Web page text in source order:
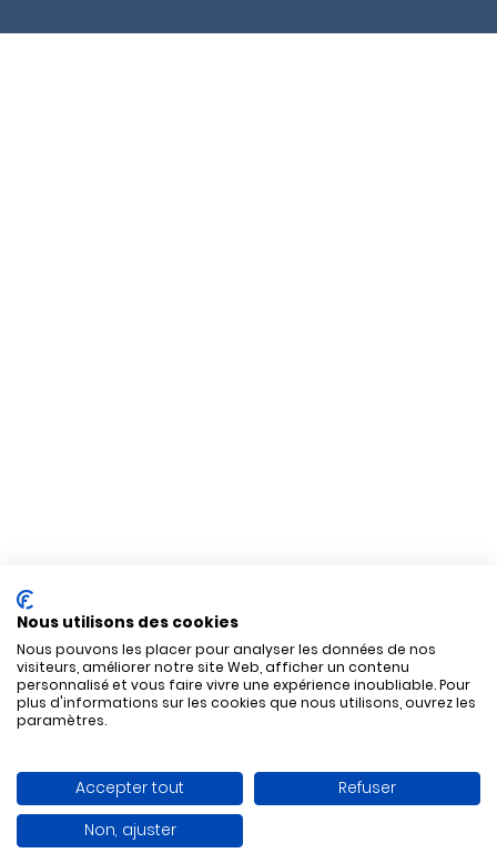
Nous utilisons des cookies
Nous pouvons les placer pour analyser les données de nos
visiteurs, améliorer notre site Web, afficher un contenu
personnalisé et vous faire vivre une expérience inoubliable. Pour
plus d'informations sur les cookies que nous utilisons, ouvrez les
paramètres.
Accepter tout
Refuser
Non, ajuster